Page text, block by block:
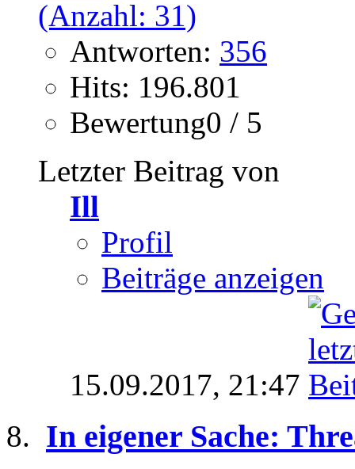
Antworten: 356
Hits: 196.801
Bewertung0 / 5
Letzter Beitrag von
Ill
Profil
Beiträge anzeigen
15.09.2017, 21:47
In eigener Sache: